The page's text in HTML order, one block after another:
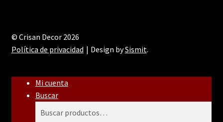
© Crisan Decor 2026
Política de privacidad
Design bySismit.
Mi cuenta
Buscar